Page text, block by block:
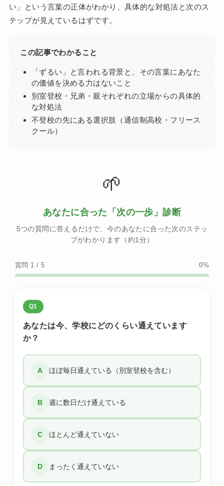
い」という言葉の正体がわかり、具体的な対処法と次のス
テップが見えているはずです。
この記事でわかること
「ずるい」と言われる背景と、その言葉にあなた
の価値を決める力はないこと
別室登校・兄弟・親それぞれの立場からの具体的
な対処法
不登校の先にある選択肢（通信制高校・フリース
クール）
🌱
あなたに合った「次の一歩」診断
5つの質問に答えるだけで、今のあなたに合った次のステッ
プがわかります（約1分）
質問 1 / 5 0%
Q1
あなたは今、学校にどのくらい通えています
か？
A ほぼ毎日通えている（別室登校を含む）
B 週に数日だけ通えている
C ほとんど通えていない
D まったく通えていない